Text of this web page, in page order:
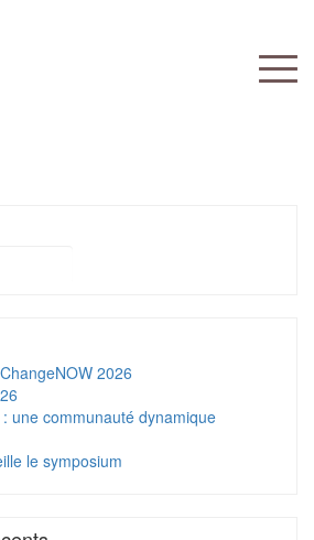
2026
une communauté dynamique
le symposium